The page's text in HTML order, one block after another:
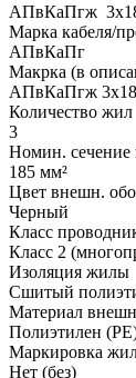
АПвКаПгж
Марка кабеля/
АПвКаПг
Макрка (в
АПвКаПгж
Количество жил
3
Номин. сечение
185 мм²
Цвет внешн.
Черный
Класс
Класс 2
Изоляция жилы
Сшитый
Материал
Полиэтилен
Маркировка
Нет (без)